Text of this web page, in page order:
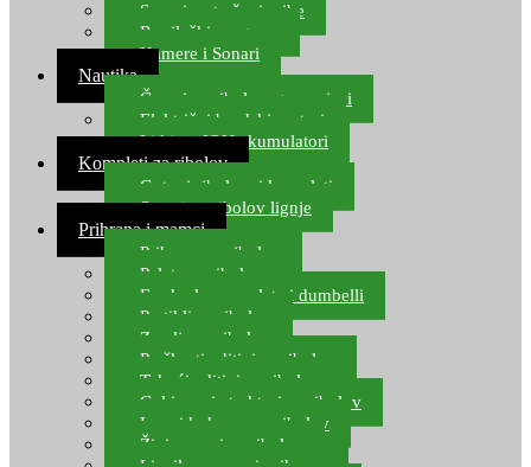
Sonari za traženje ribe
Ronilački program
Kamere i Sonari
Nautika
Čamci za ribolov, gumenjaci
Električni brodski motori
Lithium ION akumulatori
Kompleti za ribolov
Gotovi ribolovni kompleti
Setovi za ribolov lignje
Prihrana i mamci
Prihrana za ribolov
Pelete za ribolov
Feeder lovne pelete i dumbelli
Partikli za ribolov
Zemlja za ribolov
Praškasti aditivi za ribolov
Tekući aditivi za ribolov
Gel i sprej atraktori za ribolov
Lovni kukuruz za ribolov
Živi mamci za ribolov